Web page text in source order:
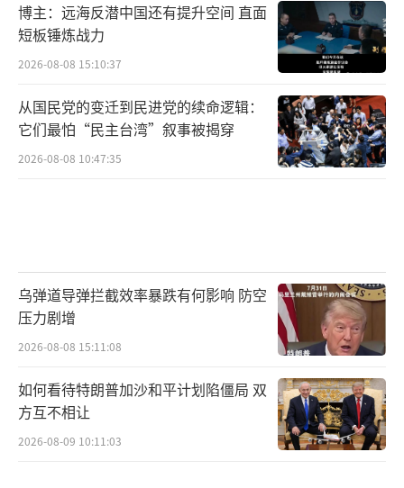
博主：远海反潜中国还有提升空间 直面
短板锤炼战力
2026-08-08 15:10:37
从国民党的变迁到民进党的续命逻辑：
它们最怕“民主台湾”叙事被揭穿
2026-08-08 10:47:35
乌弹道导弹拦截效率暴跌有何影响 防空
压力剧增
2026-08-08 15:11:08
如何看待特朗普加沙和平计划陷僵局 双
方互不相让
2026-08-09 10:11:03